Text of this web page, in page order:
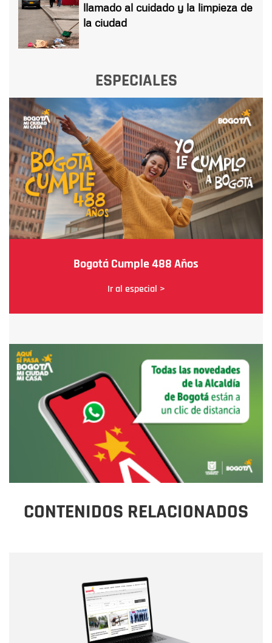
llamado al cuidado y la limpieza de
la ciudad
ESPECIALES
Bogotá Cumple 488 Años
Ir al especial >
CONTENIDOS RELACIONADOS
Correo electrónico